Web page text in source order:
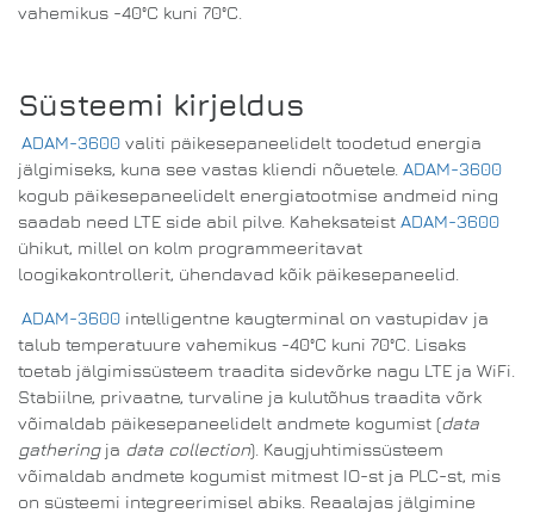
vahemikus -40°C kuni 70°C.
Süsteemi kirjeldus
ADAM-3600 valiti päikesepaneelidelt toodetud energia
jälgimiseks, kuna see vastas kliendi nõuetele. ADAM-3600
kogub päikesepaneelidelt energiatootmise andmeid ning
saadab need LTE side abil pilve. Kaheksateist ADAM-3600
ühikut, millel on kolm programmeeritavat
loogikakontrollerit, ühendavad kõik päikesepaneelid.
ADAM-3600 intelligentne kaugterminal on vastupidav ja
talub temperatuure vahemikus -40°C kuni 70°C. Lisaks
toetab jälgimissüsteem traadita sidevõrke nagu LTE ja WiFi.
Stabiilne, privaatne, turvaline ja kulutõhus traadita võrk
võimaldab päikesepaneelidelt andmete kogumist (data
gatheringja data collection). Kaugjuhtimissüsteem
võimaldab andmete kogumist mitmest IO-st ja PLC-st, mis
on süsteemi integreerimisel abiks. Reaalajas jälgimine